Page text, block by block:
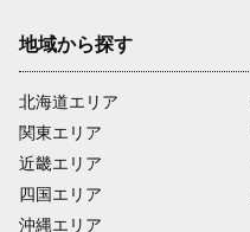
地域から探す
北海道エリア
関東エリア
近畿エリア
四国エリア
沖縄エリア